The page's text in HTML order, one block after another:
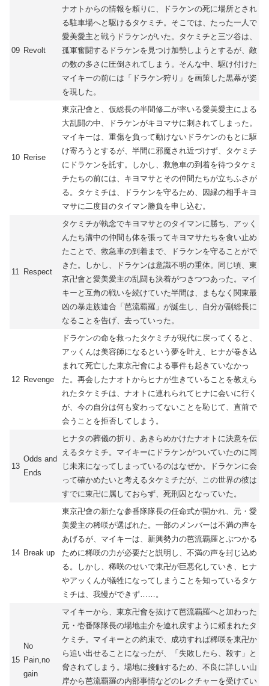
09 Revolt
ナオトからの情報を頼りに、ドラケンの死に場所とされ
る駐車場へと駆けるタケミチ。そこでは、たった一人で
愛美愛主と戦うドラケンがいた。タケミチと三ツ谷は、
孤軍奮闘するドラケンを見つけ加勢しようとするが、敵
の数の多さに圧倒されてしまう。そんな中、駆け付けた
マイキーの前には「ドラケン狩り」を画策した黒幕が姿
を現した。
10 Rerise
東京卍會と、仮総長の半間修二が率いる愛美愛主による
大乱闘の中、ドラケンがキヨマサに刺されてしまった。
マイキーは、重傷を負って動けないドラケンのもとに駆
け寄ろうとするが、半間に邪魔され近づけず、タケミチ
にドラケンを託す。しかし、救急車の到着を待つタケミ
チたちの前には、キヨマサとその仲間たちが立ちふさが
る。タケミチは、ドラケンを守るため、因縁の相手キヨ
マサに二度目のタイマン勝負を申し込む。
11 Respect
タケミチが執念でキヨマサとのタイマンに勝ち、アッく
んたち溝中の仲間も体を張ってキヨマサたちを食い止め
たことで、救急車の到着まで、ドラケンを守ることがで
きた。しかし、ドラケンは意識不明の重体。同じ頃、東
京卍會と愛美愛主の乱闘も決着がつきつつあった。マイ
キーと互角の戦いを続けていた半間は、まもなく関東最
凶の暴走族連合「芭流覇羅」が誕生し、自分が副総長に
なることを告げ、去っていった。
12 Revenge
ドラケンの命を救ったタケミチが現代に戻ってくると、
アッくんは美容師になるという夢を叶え、ヒナが巻き込
まれて死亡した東京卍會による事件も起きていなかっ
た。再会したナオトからヒナが生きていることを教えら
れたタケミチは、ナオトに連れられてヒナに会いに行く
が、今の自分は何も変わってないことを恥じて、直前で
会うことを拒否してしまう。
13
Odds and
Ends
ヒナタの葬儀の折り、あきらめかけたナオトに決意を伝
えるタケミチ。マイキーにドラケンがついていたのに同
じ未来になってしまっているのはなぜか。ドラケンに会
って確かめたいと考えるタケミチだが、この世界の彼は
すでに東卍に属しておらず、死刑囚となっていた。
14 Break up
東京卍會の新たな参番隊隊長の任命式が開かれ、元・愛
美愛主の稀咲が選ばれた。一部のメンバーは不満の声を
あげるが、マイキーは、新興勢力の芭流覇羅とぶつかる
ために稀咲の力が必要だと説明し、不満の声を封じ込め
る。しかし、稀咲のせいで東卍が巨悪化していき、ヒナ
やアッくんが犠牲になってしまうことを知っているタケ
ミチは、我慢ができず……。
15
No
Pain,no
gain
マイキーから、東京卍會を抜けて芭流覇羅へと加わった
元・壱番隊隊長の場地圭介を連れ戻すように頼まれたタ
ケミチ。マイキーとの約束で、成功すれば稀咲を東卍か
ら追い出せることになったが、「失敗したら、殺す」と
脅されてしまう。場地に接触するため、不良に詳しい山
岸から芭流覇羅の内部事情などのレクチャーを受けてい